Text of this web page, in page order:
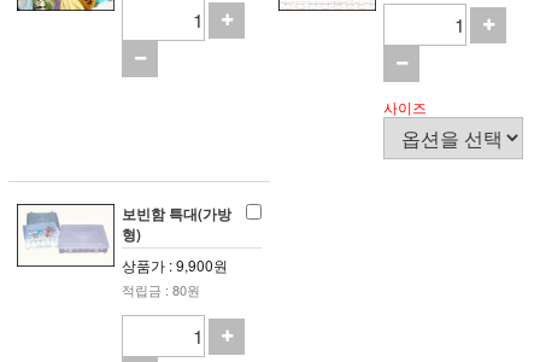
사이즈
보빈함 특대(가방
형)
상품가 : 9,900원
적립금 : 80원